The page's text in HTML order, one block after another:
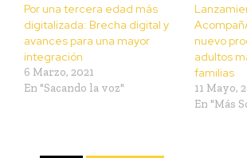
Por una tercera edad más
digitalizada: Brecha digital y
avances para una mayor
integración
6 Marzo, 2021
En "Sacando la voz"
nuevo
adultos
familias
11 Mayo,
En "Más